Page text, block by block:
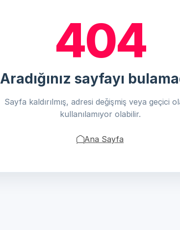
404
Aradığınız sayfayı
Sayfa kaldırılmış, adresi değişmiş veya geçici
kullanılamıyor olabilir.
Ana Sayfa